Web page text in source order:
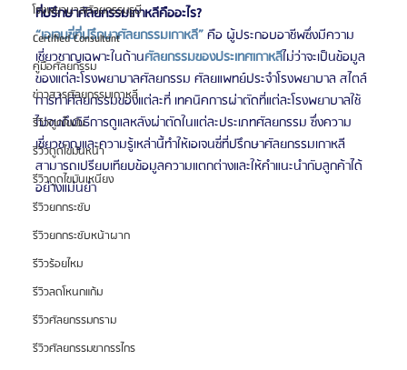
โรงพยาบาลศัลยกรรมรูบี
Certified Consultant
คู่มือศัลยกรรม
ข่าวสารศัลยกรรมเกาหลี
รีวิวดูดไขมัน
รีวิวดูดไขมันหน้า
รีวิวดูดไขมันเหนียง
รีวิวยกกระชับ
รีวิวยกกระชับหน้าผาก
รีวิวร้อยไหม
รีวิวลดโหนกแก้ม
รีวิวศัลยกรรมกราม
รีวิวศัลยกรรมขากรรไกร
ที่ปรึกษาศัลยกรรมเกาหลีคืออะไร?
“เอเจนซี่ที่ปรึกษาศัลยกรรมเกาหลี” คือ ผู้ประกอบอาชีพซึ่งมีความ
เชี่ยวชาญเฉพาะในด้านศัลยกรรมของประเทศเกาหลีไม่ว่าจะเป็นข้อมูล
ของแต่ละโรงพยาบาลศัลยกรรม ศัลยแพทย์ประจำโรงพยาบาล สไตล์
การทำศัลยกรรมของแต่ละที่ เทคนิคการผ่าตัดที่แต่ละโรงพยาบาลใช้
ไปจนถึงวิธีการดูแลหลังผ่าตัดในแต่ละประเภทศัลยกรรม ซึ่งความ
เชี่ยวชาญและความรู้เหล่านี้ทำให้เอเจนซี่ที่ปรึกษาศัลยกรรมเกาหลี
สามารถเปรียบเทียบข้อมูลความแตกต่างและให้คำแนะนำกับลูกค้าได้
อย่างแม่นยำ